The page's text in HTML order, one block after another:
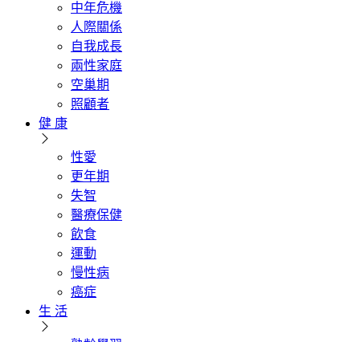
中年危機
人際關係
自我成長
兩性家庭
空巢期
照顧者
健 康
性愛
更年期
失智
醫療保健
飲食
運動
慢性病
癌症
生 活